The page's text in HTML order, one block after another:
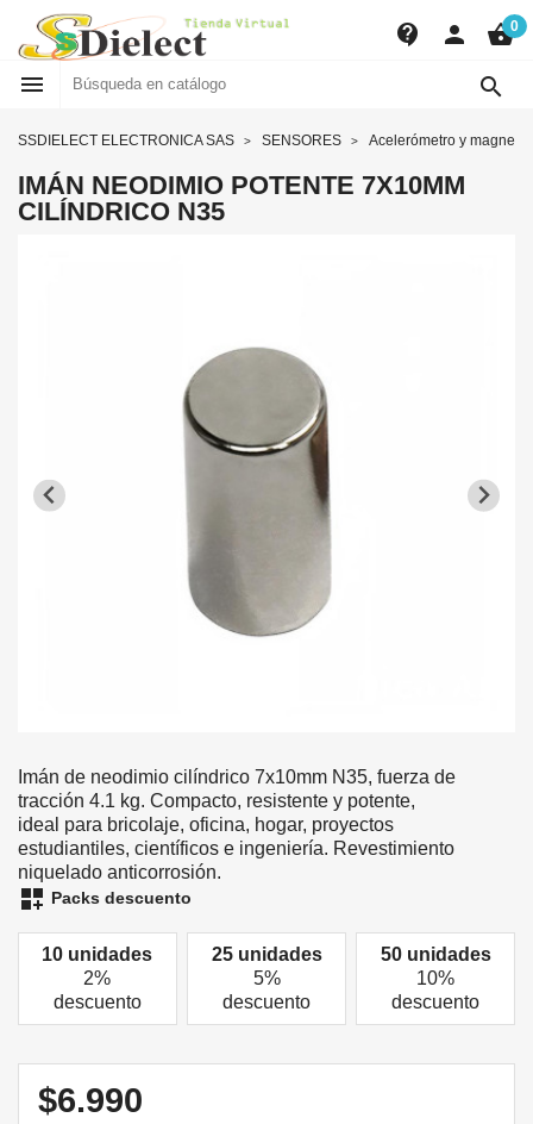
contact_support person shopping_basket0
 
SSDIELECT ELECTRONICA SAS SENSORES Acelerómetro y
IMÁN NEODIMIO POTENTE 7X10MM
CILÍNDRICO N35
Imán de neodimio cilíndrico 7x10mm N35, fuerza de
tracción 4.1 kg. Compacto, resistente y potente,
ideal para bricolaje, oficina, hogar, proyectos
estudiantiles, científicos e ingeniería. Revestimiento
niquelado anticorrosión.
dashboard_customize Packs descuento
10 unidades
2%
descuento
25 unidades
5%
descuento
50 unidades
10%
descuento
$6.990